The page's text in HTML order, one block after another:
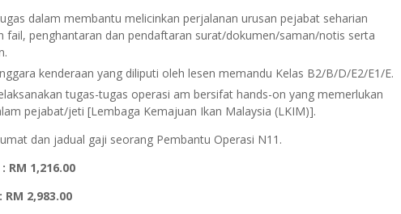
dalam membantu melicinkan perjalanan urusan pejabat seharian
fail, penghantaran dan pendaftaran surat/dokumen/saman/notis serta
kenderaan yang diliputi oleh lesen memandu Kelas B2/B/D/E2/E1/E.
tugas-tugas operasi am bersifat hands-on yang memerlukan
pejabat/jeti [Lembaga Kemajuan Ikan Malaysia (LKIM)].
dan jadual gaji seorang Pembantu Operasi N11.
: RM 1,216.00
: RM 2,983.00